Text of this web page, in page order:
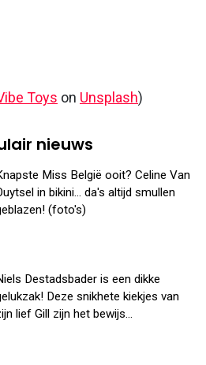
Toys on Unsplash)
nieuws
Miss België ooit? Celine Van
in bikini... da's altijd smullen
(foto's)
Destadsbader is een dikke
Deze snikhete kiekjes van
lief Gill zijn het bewijs...